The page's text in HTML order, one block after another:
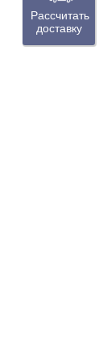
Рассчитать
доставку